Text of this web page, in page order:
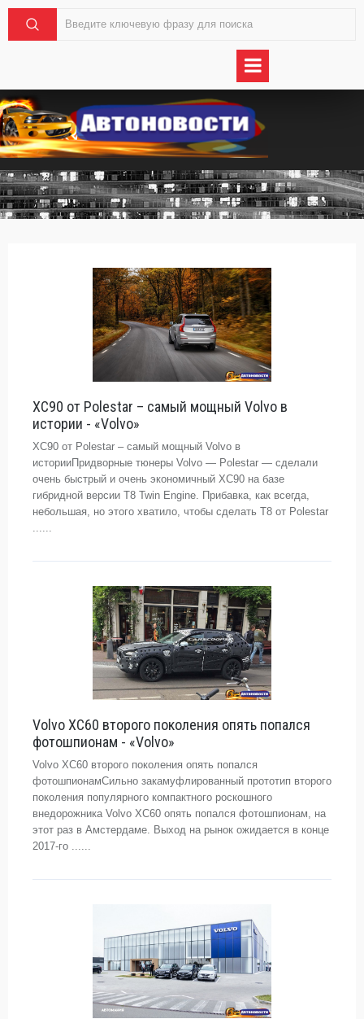
XC90 от Polestar – самый мощный Volvo в
истории - «Volvo»
XC90 от Polestar – самый мощный Volvo в
историиПридворные тюнеры Volvo — Polestar — сделали
очень быстрый и очень экономичный XC90 на базе
гибридной версии T8 Twin Engine. Прибавка, как всегда,
небольшая, но этого хватило, чтобы сделать T8 от Polestar
......
Volvo XC60 второго поколения опять попался
фотошпионам - «Volvo»
Volvo XC60 второго поколения опять попался
фотошпионамСильно закамуфлированный прототип второго
поколения популярного компактного роскошного
внедорожника Volvo XC60 опять попался фотошпионам, на
этот раз в Амстердаме. Выход на рынок ожидается в конце
2017-го ......